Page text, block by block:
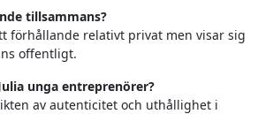
tillsammans?
förhållande relativt privat men visar sig
offentligt.
unga entreprenörer?
av autenticitet och uthållighet i